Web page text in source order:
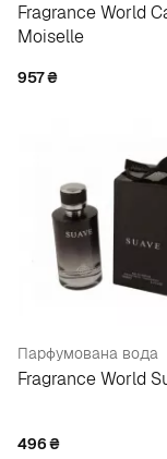
Fragrance World
Moiselle
957₴
Парфумована вода
Fragrance World
496₴